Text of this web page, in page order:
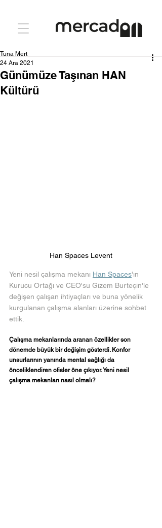
Günümüze Taşınan HAN
Kültürü
Tuna Mert
24 Ara 2021
Han Spaces Levent
Yeni nesil çalışma mekanı Han Spaces'ın
Kurucu Ortağı ve CEO'su Gizem Burteçin'le
değişen çalışan ihtiyaçları ve buna yönelik
kurgulanan çalışma alanları üzerine sohbet
ettik.
Çalışma mekanlarında aranan özellikler son
dönemde büyük bir değişim gösterdi. Konfor
unsurlarının yanında mental sağlığı da
önceliklendiren ofisler öne çıkıyor. Yeni nesil
çalışma mekanları nasıl olmalı?